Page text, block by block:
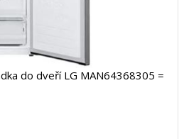
do dveří LG MAN64368305 =